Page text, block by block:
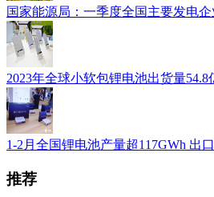
国家能源局：一季度全国主要发电
2023年全球小软包锂电池出货量54.8
1-2月全国锂电池产量超117GWh 出
推荐